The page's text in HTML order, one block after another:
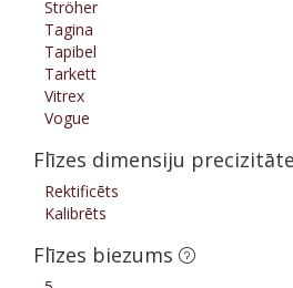
Ströher
Tagina
Tapibel
Tarkett
Vitrex
Vogue
Flīzes dimensiju precizitāte
Rektificēts
Kalibrēts
Flīzes biezums